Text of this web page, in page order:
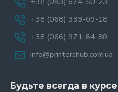
+38 (068) 333-09-18
+38 (066) 971-84-89
info@printershub.com.ua
Будьте всегда в